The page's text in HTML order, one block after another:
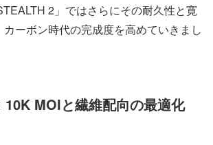
2」ではさらにその耐久性と寛
ーボン時代の完成度を高めていきまし
10K MOIと繊維配向の最適化